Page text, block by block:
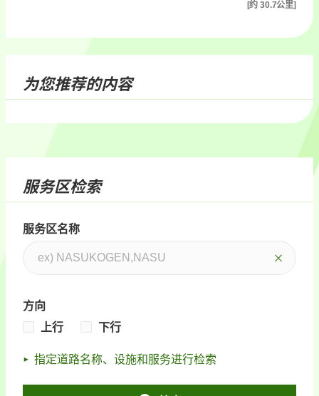
[约 30.7公里]
为您推荐的内容
服务区检索
服务区名称
方向
上行
下行
指定道路名称、设施和服务进行检索